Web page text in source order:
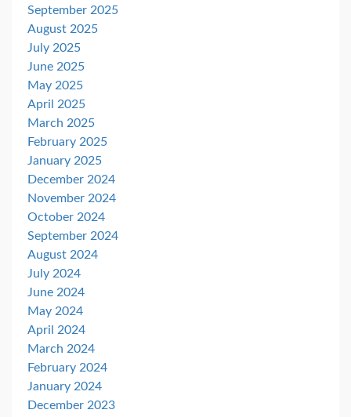
September 2025
August 2025
July 2025
June 2025
May 2025
April 2025
March 2025
February 2025
January 2025
December 2024
November 2024
October 2024
September 2024
August 2024
July 2024
June 2024
May 2024
April 2024
March 2024
February 2024
January 2024
December 2023